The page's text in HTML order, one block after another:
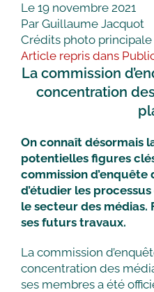
Le 19 novembre 2021
Par Guillaume Jacquot
Crédits photo
Article repris dans
La commission
concentration
On connaît désormais
potentielles figures
commission d’enquête
d’étudier les
le secteur des médias.
ses futurs travaux.
La commission
concentration des
ses membres a été